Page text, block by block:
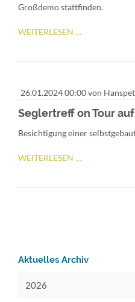
Großdemo stattfinden.
WEITERLESEN …
26.01.2024 00:00von
Seglertreff on Tour
Besichtigung einer
WEITERLESEN …
Aktuelles Archiv
2026